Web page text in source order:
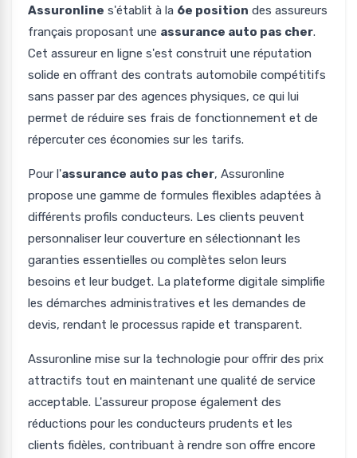
Assuronline s'établit à la 6e position des assureurs
français proposant une assurance auto pas cher.
Cet assureur en ligne s'est construit une réputation
solide en offrant des contrats automobile compétitifs
sans passer par des agences physiques, ce qui lui
permet de réduire ses frais de fonctionnement et de
répercuter ces économies sur les tarifs.
Pour l'assurance auto pas cher, Assuronline
propose une gamme de formules flexibles adaptées à
différents profils conducteurs. Les clients peuvent
personnaliser leur couverture en sélectionnant les
garanties essentielles ou complètes selon leurs
besoins et leur budget. La plateforme digitale simplifie
les démarches administratives et les demandes de
devis, rendant le processus rapide et transparent.
Assuronline mise sur la technologie pour offrir des prix
attractifs tout en maintenant une qualité de service
acceptable. L'assureur propose également des
réductions pour les conducteurs prudents et les
clients fidèles, contribuant à rendre son offre encore